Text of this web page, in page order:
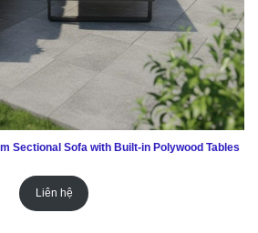
Sectional Sofa with Built-in Polywood Tables
Liên hệ